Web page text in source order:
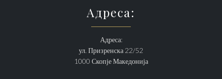
Адреса:
Адреса:
ул. Призренска 22/52
1000 Скопје Македонија